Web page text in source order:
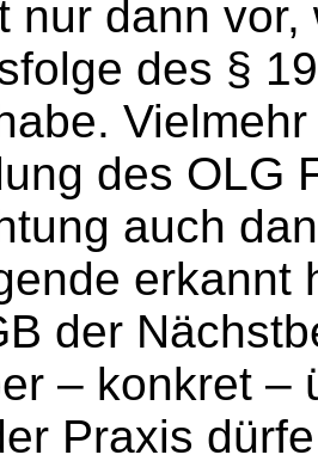
nur dann
des §
des OLG
auch
erkannt
der
– konkret –
Praxis